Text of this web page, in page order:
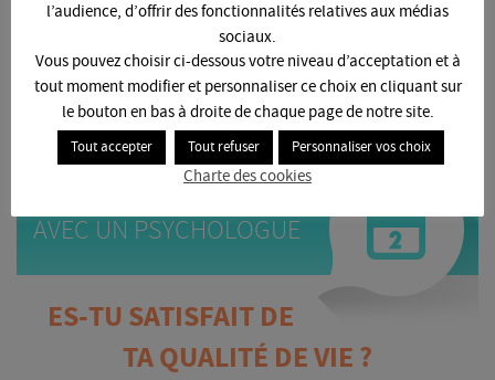
LUTTE CONTRE LE SUICIDE DES ÉTUDIANTS
MOI AUSSI, JE SOUTIENS
EN CLIQUANT ICI
PRENDRE
RENDEZ-VOUS
AVEC UN PSYCHOLOGUE
ES-TU SATISFAIT DE
TA QUALITÉ DE VIE ?
l’audience, d’offrir des fonctionnalités relatives aux médias
sociaux.
Vous pouvez choisir ci-dessous votre niveau d’acceptation et à
tout moment modifier et personnaliser ce choix en cliquant sur
le bouton en bas à droite de chaque page de notre site.
Tout accepter Tout refuser Personnaliser vos choix
Charte des cookies